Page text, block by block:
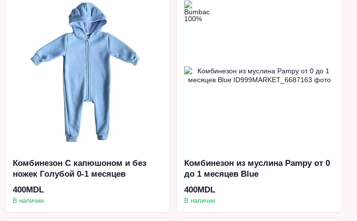
Комбинезон С капюшоном и без
ножек Голубой 0-1 месяцев
400MDL
В наличии
Комбинезон из муслина Pampy от 0
до 1 месяцев Blue
400MDL
В наличии